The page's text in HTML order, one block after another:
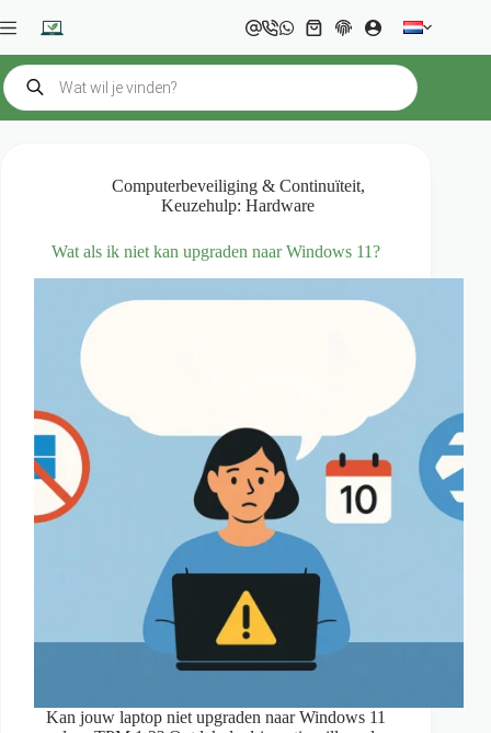
naar
inhoud
Winkelwagen
Producten
zoeken
Computerbeveiliging & Continuïteit,
Keuzehulp: Hardware
Wat als ik niet kan upgraden naar Windows 11?
Kan jouw laptop niet upgraden naar Windows 11